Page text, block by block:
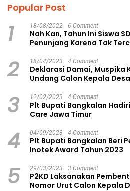
Popular Post
1 18/08/2022 6 Comment
Nah Kan, Tahun Ini Siswa
Penunjang Karena Tak
2 18/04/2023 4 Comment
Deklarasi Damai, Muspika
Undang Calon Kepala
3 12/02/2023 4 Comment
Plt Bupati Bangkalan
Care Jawa Timur
4 04/09/2023 4 Comment
Plt Bupati Bangkalan Beri
Inotek Award Tahun 2023
5 29/03/2023 3 Comment
P2KD Laksanakan
Nomor Urut Calon Kepala